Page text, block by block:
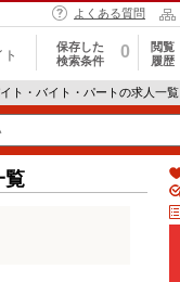
よくある質問
保存した
検索条件
0
閲覧
履歴
ト・バイト・パートの求人一覧
覧